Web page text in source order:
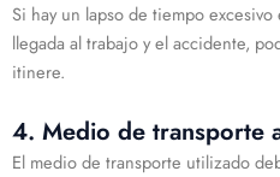
Si hay un lapso de tiempo
llegada al trabajo y el accidente,
itinere.
4. Medio de transporte
El medio de transporte utilizado